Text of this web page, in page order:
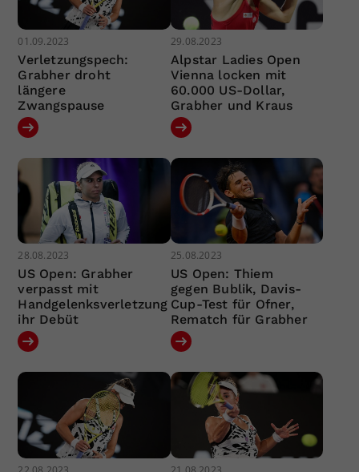
01.09.2023
Verletzungspech:
Grabher droht
längere
Zwangspause
29.08.2023
Alpstar Ladies Open
Vienna locken mit
60.000 US-Dollar,
Grabher und Kraus
28.08.2023
US Open: Grabher
verpasst mit
Handgelenksverletzung
ihr Debüt
25.08.2023
US Open: Thiem
gegen Bublik, Davis-
Cup-Test für Ofner,
Rematch für Grabher